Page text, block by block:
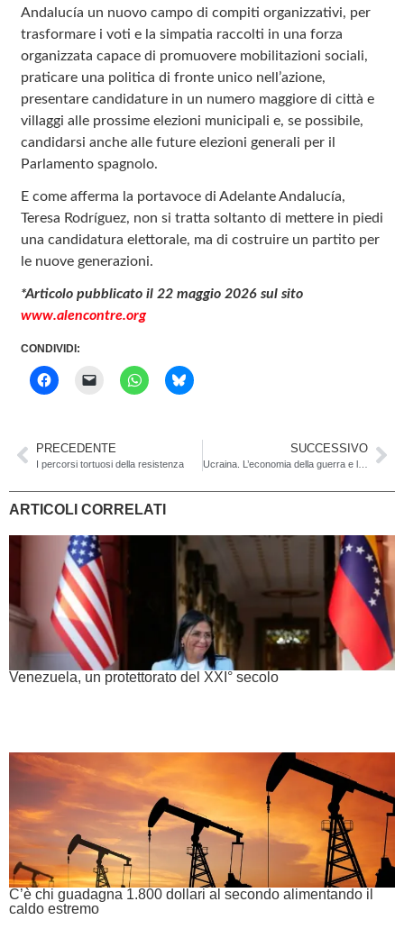
Andalucía un nuovo campo di compiti organizzativi, per
trasformare i voti e la simpatia raccolti in una forza
organizzata capace di promuovere mobilitazioni sociali,
praticare una politica di fronte unico nell’azione,
presentare candidature in un numero maggiore di città e
villaggi alle prossime elezioni municipali e, se possibile,
candidarsi anche alle future elezioni generali per il
Parlamento spagnolo.
E come afferma la portavoce di Adelante Andalucía,
Teresa Rodríguez, non si tratta soltanto di mettere in piedi
una candidatura elettorale, ma di costruire un partito per
le nuove generazioni.
*Articolo pubblicato il 22 maggio 2026 sul sito
www.alencontre.org
CONDIVIDI:
PRECEDENTE
I percorsi tortuosi della resistenza
SUCCESSIVO
Ucraina. L’economia della guerra e la pace infelice all’orizzonte
ARTICOLI CORRELATI
Venezuela, un protettorato del XXI° secolo
C’è chi guadagna 1.800 dollari al secondo alimentando il
caldo estremo